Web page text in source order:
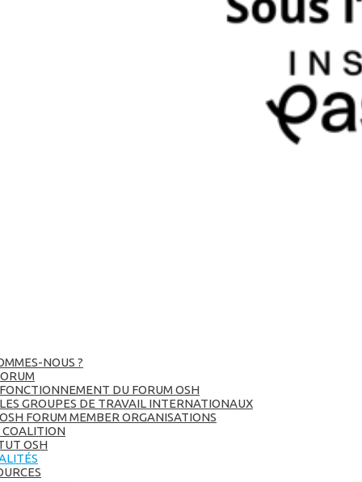
NOUS ?
FONCTIONNEMENT DU FORUM OSH
LES GROUPES DE TRAVAIL INTERNATIONAUX
OSH FORUM MEMBER ORGANISATIONS
COALITION
OSH